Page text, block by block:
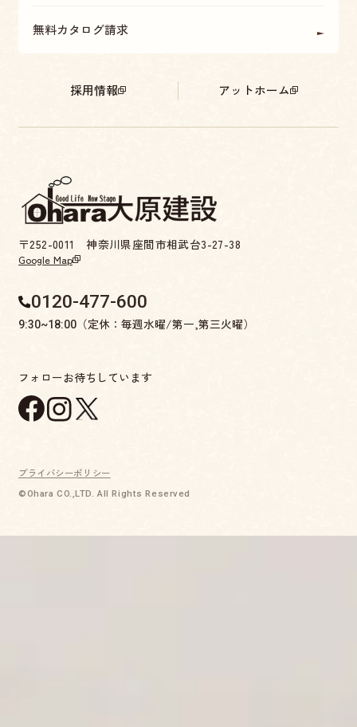
無料カタログ請求
採用情報 アットホーム
〒252-0011 神奈川県座間市相武台3-27-38
Google Map
0120-477-600
9:30~18:00（定休：毎週水曜/第一,第三火曜）
フォローお待ちしています
プライバシーポリシー
©Ohara CO.,LTD. All Rights Reserved